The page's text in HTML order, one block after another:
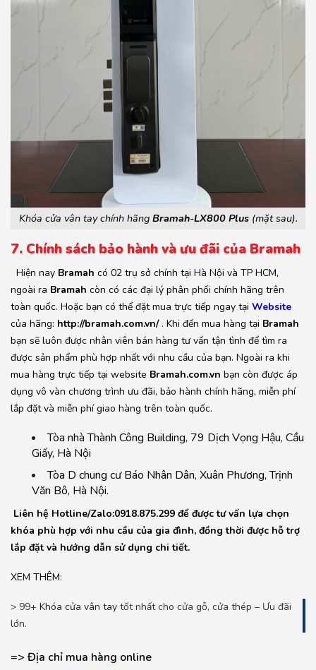
Khóa cửa vân tay chính hãngBramah-LX800 Plus(mặt sau).
7. Chính sách bảo hành và ưu đãi của Bramah
Hiện nay Bramah có 02 trụ sở chính tại Hà Nội và TP HCM,
ngoài ra Bramah còn có các đại lý phân phối chính hãng trên
toàn quốc. Hoặc bạn có thể đặt mua trực tiếp ngay tại Website
của hãng: http://bramah.com.vn/. Khi đến mua hàng tại Bramah
bạn sẽ luôn được nhân viên bán hàng tư vấn tận tình để tìm ra
được sản phẩm phù hợp nhất với nhu cầu của bạn. Ngoài ra khi
mua hàng trực tiếp tại website Bramah.com.vn bạn còn được áp
dụng vô vàn chương trình ưu đãi, bảo hành chính hãng, miễn phí
lắp đặt và miễn phí giao hàng trên toàn quốc.
Tòa nhà Thành Công Building, 79 Dịch Vọng Hậu, Cầu
Giấy, Hà Nội
Tòa D chung cư Báo Nhân Dân, Xuân Phương, Trịnh
Văn Bô, Hà Nội.
Liên hệ Hotline/Zalo:0918.875.299 để được tư vấn lựa chọn
khóa phù hợp với nhu cầu của gia đình, đồng thời được hỗ trợ
lắp đặt và hướng dẫn sử dụng chi tiết.
XEM THÊM:
> 99+ Khóa cửa vân tay tốt nhất cho cửa gỗ, cửa thép – Ưu đãi
lớn.
=> Địa chỉ mua hàng online